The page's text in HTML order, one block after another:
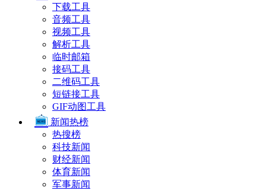
下载工具
音频工具
视频工具
解析工具
临时邮箱
接码工具
二维码工具
短链接工具
GIF动图工具
新闻热榜
热搜榜
科技新闻
财经新闻
体育新闻
军事新闻